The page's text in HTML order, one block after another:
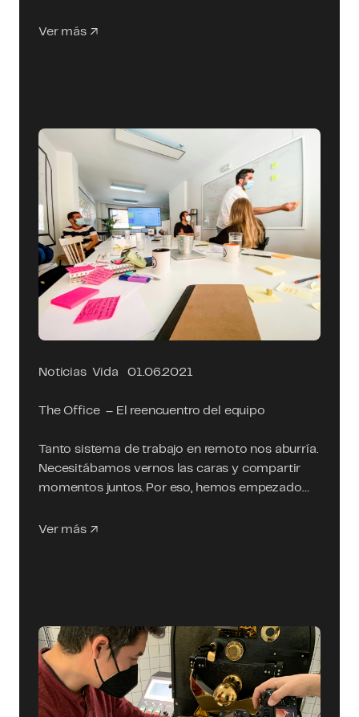
Ver más
Noticias Vida 01.06.2021
The Office – El reencuentro del equipo
Tanto sistema de trabajo en remoto nos aburría.
Necesitábamos vernos las caras y compartir
momentos juntos. Por eso, hemos empezado…
Ver más